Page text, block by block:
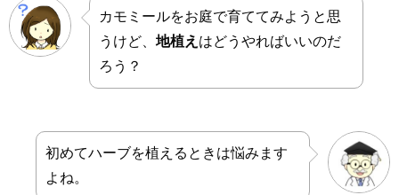
カモミールをお庭で育ててみようと思
うけど、 地植え はどうやればいいのだ
ろう？
初めてハーブを植えるときは悩みます
よね。